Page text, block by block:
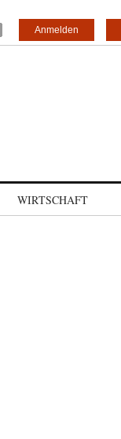
Anmelden
WIRTSCHAFT